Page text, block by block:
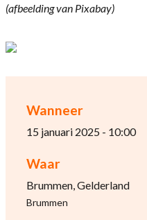
Wanneer
15 januari 2025 - 10:00
Waar
Brummen, Gelderland
Brummen
(afbeelding van Pixabay)